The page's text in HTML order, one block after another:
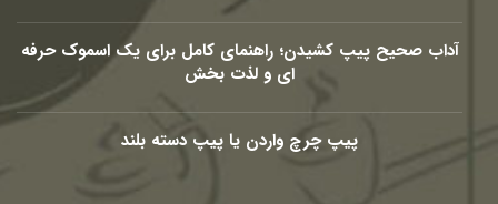
آداب صحیح پیپ کشیدن؛ راهنمای کامل برای یک اسموک حرفه
ای و لذت بخش
پیپ چرچ واردن یا پیپ دسته بلند